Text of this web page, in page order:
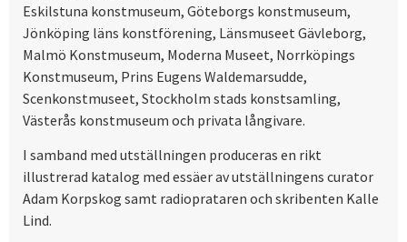
Eskilstuna konstmuseum, Göteborgs konstmuseum,
Jönköping läns konstförening, Länsmuseet Gävleborg,
Malmö Konstmuseum, Moderna Museet, Norrköpings
Konstmuseum, Prins Eugens Waldemarsudde,
Scenkonstmuseet, Stockholm stads konstsamling,
Västerås konstmuseum och privata långivare.
I samband med utställningen produceras en rikt
illustrerad katalog med essäer av utställningens curator
Adam Korpskog samt radioprataren och skribenten Kalle
Lind.